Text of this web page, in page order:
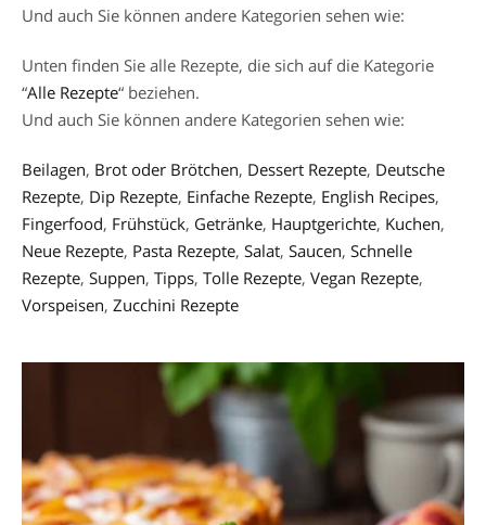
Und auch Sie können andere Kategorien sehen wie:
Unten finden Sie alle Rezepte, die sich auf die Kategorie
“Alle Rezepte“ beziehen.
Und auch Sie können andere Kategorien sehen wie:
Beilagen, Brot oder Brötchen, Dessert Rezepte, Deutsche
Rezepte, Dip Rezepte, Einfache Rezepte, English Recipes,
Fingerfood, Frühstück, Getränke, Hauptgerichte, Kuchen,
Neue Rezepte, Pasta Rezepte, Salat, Saucen, Schnelle
Rezepte, Suppen, Tipps, Tolle Rezepte, Vegan Rezepte,
Vorspeisen, Zucchini Rezepte